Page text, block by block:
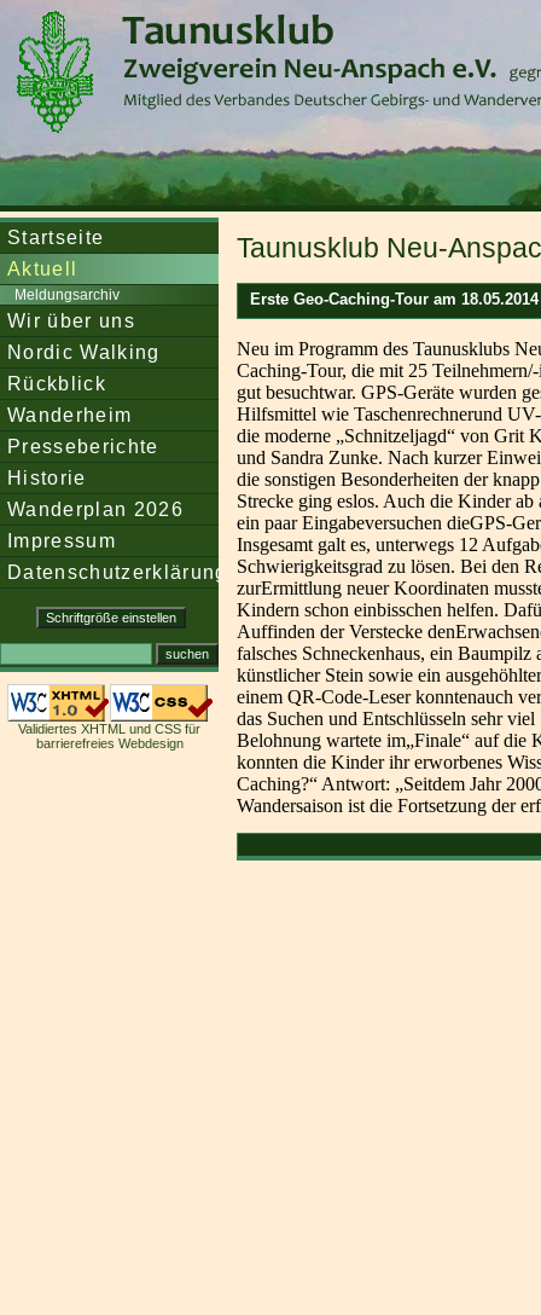
Startseite
Aktuell
Meldungsarchiv
Wir über uns
Nordic Walking
Rückblick
Wanderheim
Presseberichte
Historie
Wanderplan 2026
Impressum
Datenschutzerklärung
Validiertes XHTML und CSS für
barrierefreies Webdesign
Taunusklub Neu-
Erste Geo-Caching-Tour am
Neu im Programm des Taunusklubs
Caching-Tour, die mit 25
gut besuchtwar. GPS-Geräte wurden
Hilfsmittel wie Taschenrechnerund
die moderne „Schnitzeljagd“ von Grit
und Sandra Zunke. Nach kurzer
die sonstigen Besonderheiten der
Strecke ging eslos. Auch die Kinder ab
ein paar Eingabeversuchen dieGPS-
Insgesamt galt es, unterwegs 12
Schwierigkeitsgrad zu lösen. Bei den
zurErmittlung neuer Koordinaten
Kindern schon einbisschen helfen.
Auffinden der Verstecke
falsches Schneckenhaus, ein Baumpilz
künstlicher Stein sowie ein
einem QR-Code-Leser konntenauch
das Suchen und Entschlüsseln sehr
Belohnung wartete im„Finale“ auf die
konnten die Kinder ihr erworbenes
Caching?“ Antwort: „Seitdem Jahr
Wandersaison ist die Fortsetzung der